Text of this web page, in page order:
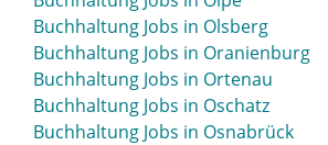
Buchhaltung Jobs in Olsberg
Buchhaltung Jobs in Oranienburg
Buchhaltung Jobs in Ortenau
Buchhaltung Jobs in Oschatz
Buchhaltung Jobs in Osnabrück